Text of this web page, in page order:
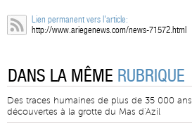
Lien permanent vers l'article:
http://www.ariegenews.com/news-71572.html
DANS LA MÊME RUBRIQUE
Des traces humaines de plus de 35 000 ans
découvertes à la grotte du Mas d'Azil